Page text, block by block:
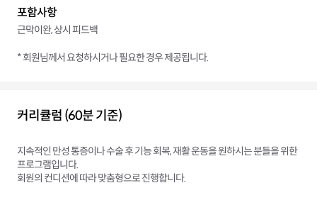
포함사항
근막이완, 상시 피드백
* 회원님께서 요청하시거나 필요한 경우 제공됩니다.
커리큘럼 (60분 기준)
지속적인 만성 통증이나 수술 후 기능 회복, 재활 운동을 원하시는 분들을 위한
프로그램입니다.
회원의 컨디션에 따라 맞춤형으로 진행합니다.